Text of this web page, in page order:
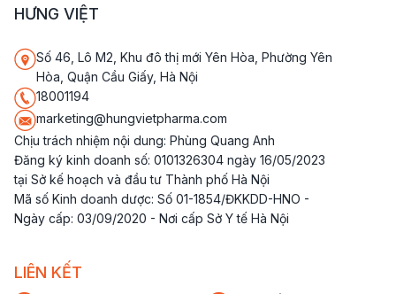
HƯNG VIỆT
Số 46, Lô M2, Khu đô thị mới Yên Hòa, Phường Yên
Hòa, Quận Cầu Giấy, Hà Nội
18001194
marketing@hungvietpharma.com
Chịu trách nhiệm nội dung: Phùng Quang Anh
Đăng ký kinh doanh số: 0101326304 ngày 16/05/2023
tại Sở kế hoạch và đầu tư Thành phố Hà Nội
Mã số Kinh doanh dược: Số 01-1854/ĐKKDD-HNO -
Ngày cấp: 03/09/2020 - Nơi cấp Sở Y tế Hà Nội
LIÊN KẾT